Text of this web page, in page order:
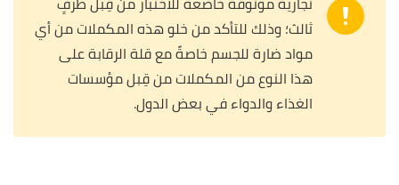
ثالث؛ وذلك للتأكد من خلو هذه المكملات من أي
مواد ضارة للجسم خاصةً مع قلة الرقابة على
هذا النوع من المكملات من قِبل مؤسسات
الغذاء والدواء في بعض الدول.